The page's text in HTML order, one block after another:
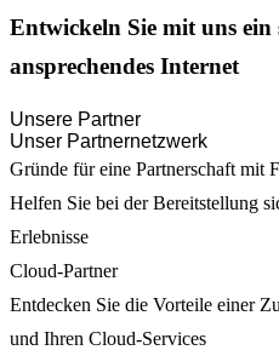
Entwickeln Sie mit uns ein
ansprechendes Internet
Unsere Partner
Unser Partnernetzwerk
Gründe für eine Partnerschaft mit
Helfen Sie bei der Bereitstellung
Erlebnisse
Cloud-Partner
Entdecken Sie die Vorteile einer
und Ihren Cloud-Services